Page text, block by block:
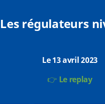
Les régulateurs
Le 13 avril 2023
👉 Le replay